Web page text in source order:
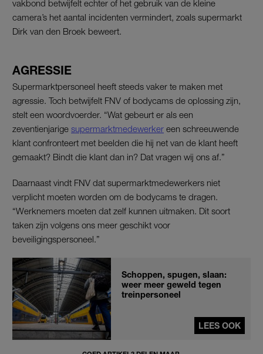
vakbond betwijfelt echter of het gebruik van de kleine
camera’s het aantal incidenten vermindert, zoals supermarkt
Dirk van den Broek beweert.
AGRESSIE
Supermarktpersoneel heeft steeds vaker te maken met
agressie. Toch betwijfelt FNV of bodycams de oplossing zijn,
stelt een woordvoerder. “Wat gebeurt er als een
zeventienjarige supermarktmedewerker een schreeuwende
klant confronteert met beelden die hij net van de klant heeft
gemaakt? Bindt die klant dan in? Dat vragen wij ons af.”
Daarnaast vindt FNV dat supermarktmedewerkers niet
verplicht moeten worden om de bodycams te dragen.
“Werknemers moeten dat zelf kunnen uitmaken. Dit soort
taken zijn volgens ons meer geschikt voor
beveiligingspersoneel.”
Schoppen, spugen, slaan:
weer meer geweld tegen
treinpersoneel
LEES OOK